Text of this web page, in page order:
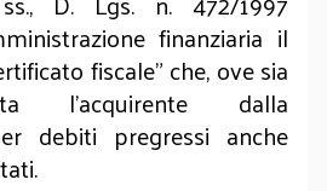
finanziaria il
fiscale” che, ove sia
l’acquirente dalla
debiti pregressi anche